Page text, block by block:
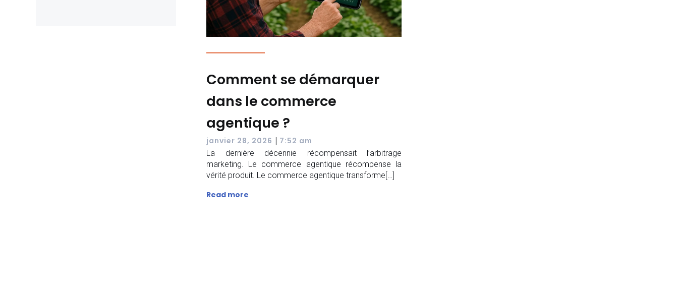
Comment se démarquer
dans le commerce
agentique ?
janvier 28, 2026 | 7:52 am
La dernière décennie récompensait l’arbitrage
marketing. Le commerce agentique récompense la
vérité produit. Le commerce agentique transforme[…]
Read more